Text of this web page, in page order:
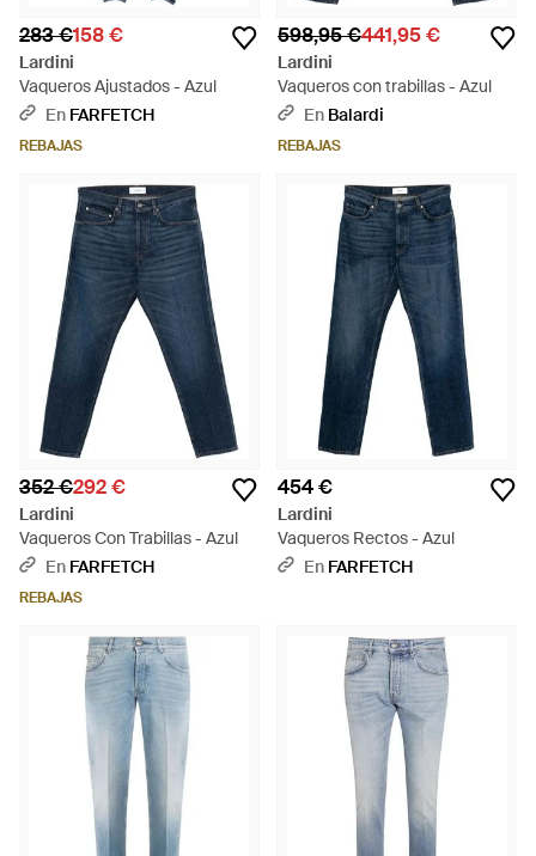
283 €158 €
Lardini
Vaqueros Ajustados - Azul
En FARFETCH
REBAJAS
598,95 €441,95 €
Lardini
Vaqueros con trabillas - Azul
En Balardi
REBAJAS
352 €292 €
Lardini
Vaqueros Con Trabillas - Azul
En FARFETCH
REBAJAS
454 €
Lardini
Vaqueros Rectos - Azul
En FARFETCH